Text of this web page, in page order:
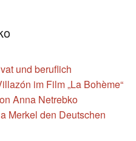
und beruflich
im Film „La Bohème“
Anna Netrebko
Merkel den Deutschen